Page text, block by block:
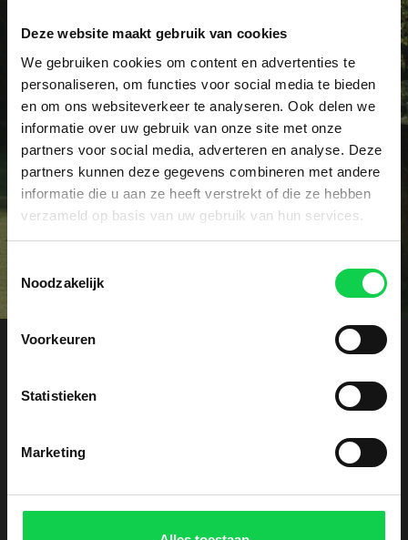
Deze website maakt gebruik van cookies
We gebruiken cookies om content en advertenties te
personaliseren, om functies voor social media te bieden
en om ons websiteverkeer te analyseren. Ook delen we
informatie over uw gebruik van onze site met onze
partners voor social media, adverteren en analyse. Deze
partners kunnen deze gegevens combineren met andere
informatie die u aan ze heeft verstrekt of die ze hebben
verzameld op basis van uw gebruik van hun services.
Noodzakelijk
Voorkeuren
Statistieken
Marketing
Offerte aanvragen
Ontvang een vrijblijvende kostenindicatie. Laat
hieronder uw gegevens achter, wij nemen zo snel
Aantal Rhododendron's
Vraag het dé specialist!
Heeft u een specifieke vraag of wellicht een
probleem met uw rhododendrons? Onze specialist
voorziet u graag vrijblijvend van advies.
Contact